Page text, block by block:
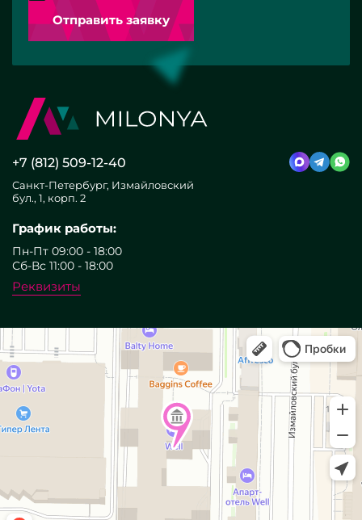
Отправить заявку
+7 (812) 509-12-40
Санкт-Петербург, Измайловский
бул., 1, корп. 2
График работы:
Пн-Пт 09:00 - 18:00
Сб-Вс 11:00 - 18:00
Реквизиты